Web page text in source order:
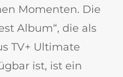
Momenten. Die
Album“, die als
TV+ Ultimate
ist, ist ein